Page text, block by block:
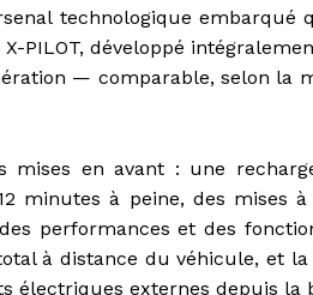
technologique
X-PILOT, développé
— comparable, selon la
mises en avant : une
minutes à peine, des mises
performances et des
à distance du véhicule, et
électriques externes depuis la